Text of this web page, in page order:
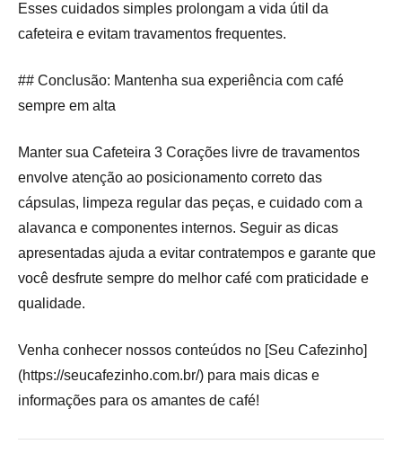
Esses cuidados simples prolongam a vida útil da
cafeteira e evitam travamentos frequentes.
## Conclusão: Mantenha sua experiência com café
sempre em alta
Manter sua Cafeteira 3 Corações livre de travamentos
envolve atenção ao posicionamento correto das
cápsulas, limpeza regular das peças, e cuidado com a
alavanca e componentes internos. Seguir as dicas
apresentadas ajuda a evitar contratempos e garante que
você desfrute sempre do melhor café com praticidade e
qualidade.
Venha conhecer nossos conteúdos no [Seu Cafezinho]
(https://seucafezinho.com.br/) para mais dicas e
informações para os amantes de café!